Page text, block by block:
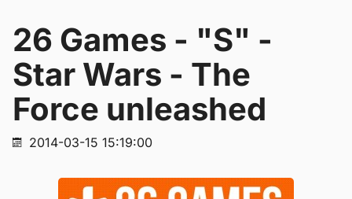
26 Games - "S" -
Star Wars - The
Force unleashed
2014-03-15 15:19:00